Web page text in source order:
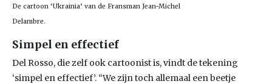
De cartoon ‘Ukrainia’ van de Fransman Jean-Michel
Delambre.
Simpel en effectief
Del Rosso, die zelf ook cartoonist is, vindt de tekening
‘simpel en effectief’. “We zijn toch allemaal een beetje